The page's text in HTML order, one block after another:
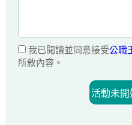
我已閱讀並同意接受公職
所敘內容。
活動未開